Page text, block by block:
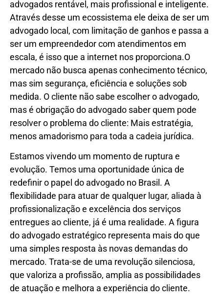
advogados rentável, mais profissional e inteligente.
Através desse um ecossistema ele deixa de ser um
advogado local, com limitação de ganhos e passa a
ser um empreendedor com atendimentos em
escala, é isso que a internet nos proporciona.O
mercado não busca apenas conhecimento técnico,
mas sim segurança, eficiência e soluções sob
medida. O cliente não sabe escolher o advogado,
mas é obrigação do advogado saber quem pode
resolver o problema do cliente: Mais estratégia,
menos amadorismo para toda a cadeia jurídica.
Estamos vivendo um momento de ruptura e
evolução. Temos uma oportunidade única de
redefinir o papel do advogado no Brasil. A
flexibilidade para atuar de qualquer lugar, aliada à
profissionalização e excelência dos serviços
entregues ao cliente, já é uma realidade. A figura
do advogado estratégico representa mais do que
uma simples resposta às novas demandas do
mercado. Trata-se de uma revolução silenciosa,
que valoriza a profissão, amplia as possibilidades
de atuação e melhora a experiência do cliente.